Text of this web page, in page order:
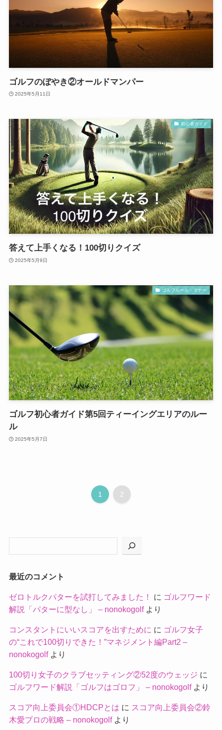
ゴルフのぼやき②オールドマンパー
2025年5月11日
初心者ガイド
答えて上手くなる！100切りクイズ
2025年5月9日
ゴルフルール・マナー
ゴルフ初心者ガイド第5回ティーイングエリアのルー
ル
2025年5月7日
1 2
最近のコメント
ゼロトルクパターを試打してみました！ に ゴルフワード
解説「パターに型なし」 – nonokogolfより
コンスタントにいいスコアを出すために に ゴルフ女子
の“これで100切りできた！”マネジメント編Part2 –
nonokogolfより
100切り女子のクラブセッティング②52度のウェッジ に
ゴルフワード解説「ゴルフはゴロフ」 – nonokogolfより
スコア向上委員会①HDCPとは に スコア向上委員会②鈴
木愛プロの戦略 – nonokogolfより